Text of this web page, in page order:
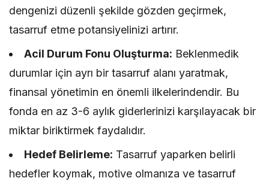
dengenizi düzenli şekilde gözden geçirmek,
tasarruf etme potansiyelinizi artırır.
Acil Durum Fonu Oluşturma: Beklenmedik
durumlar için ayrı bir tasarruf alanı yaratmak,
finansal yönetimin en önemli ilkelerindendir. Bu
fonda en az 3-6 aylık giderlerinizi karşılayacak bir
miktar biriktirmek faydalıdır.
Hedef Belirleme: Tasarruf yaparken belirli
hedefler koymak, motive olmanıza ve tasarruf